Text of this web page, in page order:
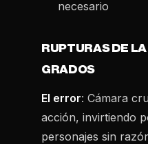
necesario
RUPTURAS DE
GRADOS
El error: Cámara
acción, invirtiendo
personajes sin